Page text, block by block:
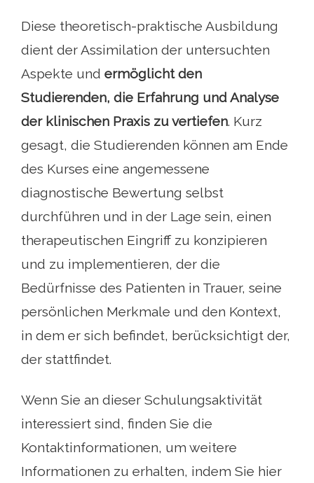
Diese theoretisch-praktische Ausbildung
dient der Assimilation der untersuchten
Aspekte und ermöglicht den
Studierenden, die Erfahrung und Analyse
der klinischen Praxis zu vertiefen. Kurz
gesagt, die Studierenden können am Ende
des Kurses eine angemessene
diagnostische Bewertung selbst
durchführen und in der Lage sein, einen
therapeutischen Eingriff zu konzipieren
und zu implementieren, der die
Bedürfnisse des Patienten in Trauer, seine
persönlichen Merkmale und den Kontext,
in dem er sich befindet, berücksichtigt der,
der stattfindet.
Wenn Sie an dieser Schulungsaktivität
interessiert sind, finden Sie die
Kontaktinformationen, um weitere
Informationen zu erhalten, indem Sie hier